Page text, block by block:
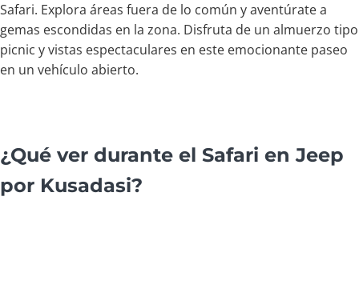
Safari. Explora áreas fuera de lo común y aventúrate a
gemas escondidas en la zona. Disfruta de un almuerzo tipo
picnic y vistas espectaculares en este emocionante paseo
en un vehículo abierto.
¿Qué ver durante el Safari en Jeep
por Kusadasi?